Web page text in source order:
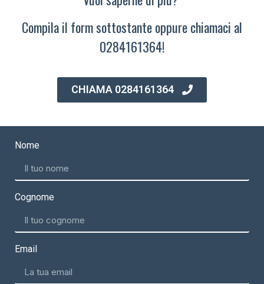
Compila il form sottostante oppure chiamaci al
0284161364!
CHIAMA 0284161364
Nome
Cognome
Email